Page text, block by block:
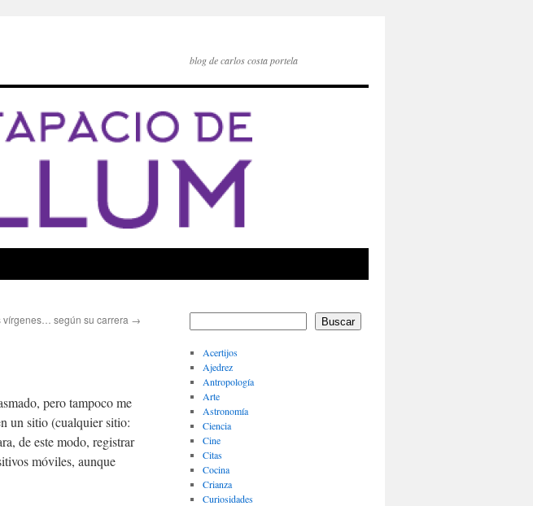
blog de carlos costa portela
vírgenes… según su carrera →
pero tampoco me
un sitio (cualquier sitio:
de este modo, registrar
móviles, aunque
Buscar
Acertijos
Ajedrez
Antropología
Arte
Astronomía
Ciencia
Cine
Citas
Cocina
Crianza
Curiosidades